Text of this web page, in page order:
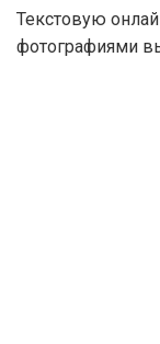
Текстовую
фотографиями